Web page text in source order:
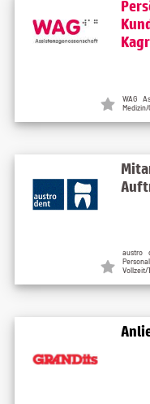
WAG
austro
Vollzeit/